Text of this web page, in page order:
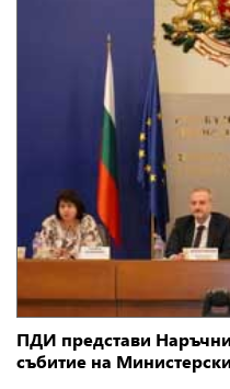
ПДИ представи
събитие на